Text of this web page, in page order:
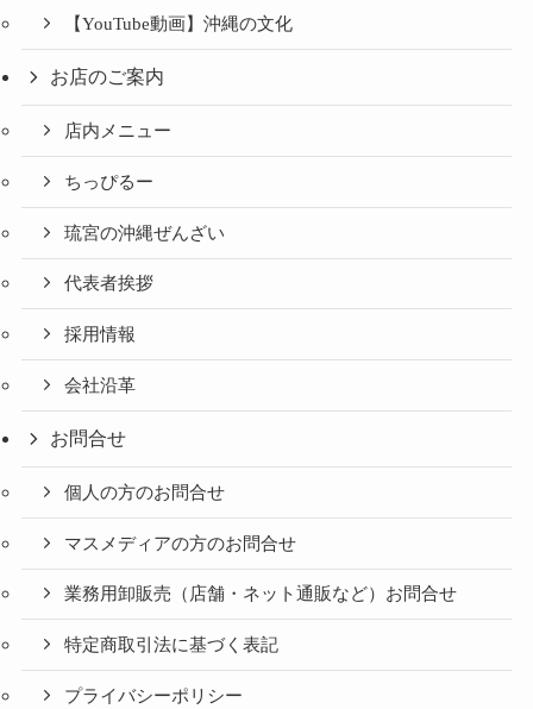
【YouTube動画】沖縄の文化
お店のご案内
店内メニュー
ちっぴるー
琉宮の沖縄ぜんざい
代表者挨拶
採用情報
会社沿革
お問合せ
個人の方のお問合せ
マスメディアの方のお問合せ
業務用卸販売（店舗・ネット通販など）お問合せ
特定商取引法に基づく表記
プライバシーポリシー